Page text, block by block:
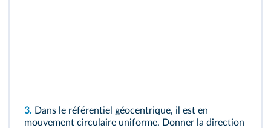
3. Dans le référentiel géocentrique, il est en
mouvement circulaire uniforme. Donner la direction